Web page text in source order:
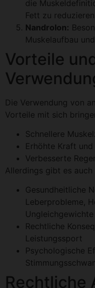
die
Fett zu
Nandrolon:
Muskelaufbau
Vorteile
Die Verwendung von
Vorteile mit sich
Schnellere
Erhöhte Kraft und
Verbesserte
Allerdings gibt es
Gesundheitliche
Leberprobleme,
Ungleichgewichte
Rechtliche
Leistungssport
Psychologische
Rechtliche